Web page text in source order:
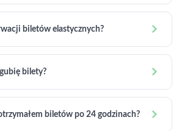
biletów elastycznych? 
bilety? 
biletów po 24 godzinach? 